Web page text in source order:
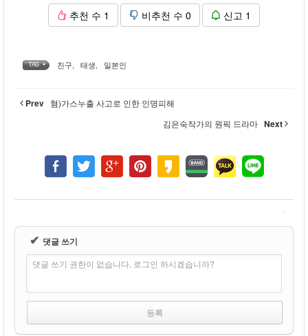
추천 수 1 비추천 수 0 신고 1
TAG • 친구, 태생, 일본인
Prev 혐)가스누출 사고로 인한 인명피해
김은숙작가의 원픽 드라마 Next
✔ 댓글 쓰기
댓글 쓰기 권한이 없습니다. 로그인 하시겠습니까?